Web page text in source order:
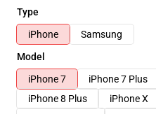
Type
iPhone
Samsung
Model
iPhone 7
iPhone 7 Plus
iPhone 8 Plus
iPhone X